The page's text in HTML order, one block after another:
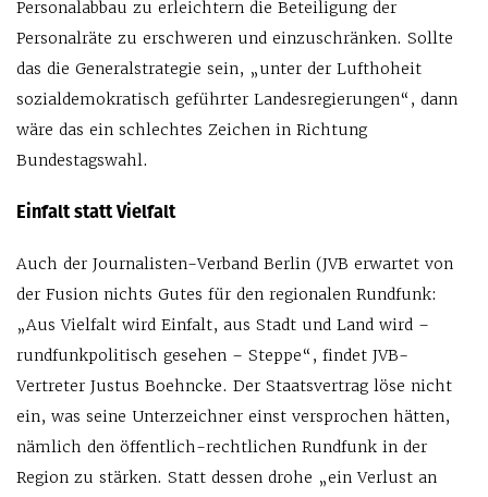
Personalabbau zu erleichtern die Beteiligung der
Personalräte zu erschweren und einzuschränken. Sollte
das die Generalstrategie sein, „unter der Lufthoheit
sozialdemokratisch geführter Landesregierungen“, dann
wäre das ein schlechtes Zeichen in Richtung
Bundestagswahl.
Einfalt statt Vielfalt
Auch der Journalisten-Verband Berlin (JVB erwartet von
der Fusion nichts Gutes für den regionalen Rundfunk:
„Aus Vielfalt wird Einfalt, aus Stadt und Land wird –
rundfunkpolitisch gesehen – Steppe“, findet JVB-
Vertreter Justus Boehncke. Der Staatsvertrag löse nicht
ein, was seine Unterzeichner einst versprochen hätten,
nämlich den öffentlich-rechtlichen Rundfunk in der
Region zu stärken. Statt dessen drohe „ein Verlust an